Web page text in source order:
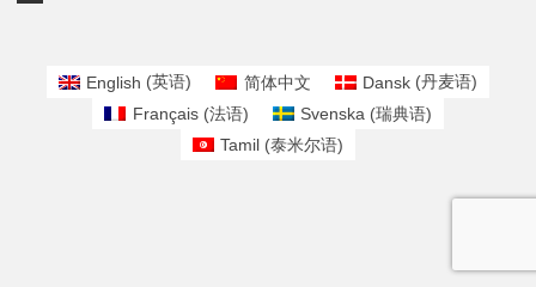
English (英语) 简体中文 Dansk (丹麦语)
Français(法语) Svenska (瑞典语)
Tamil (泰米尔语)